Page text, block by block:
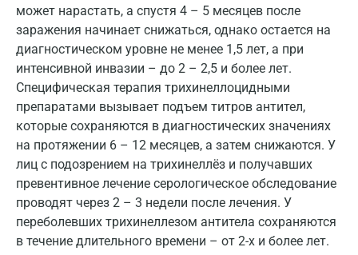
может нарастать, а спустя 4 – 5 месяцев после
заражения начинает снижаться, однако остается на
диагностическом уровне не менее 1,5 лет, а при
интенсивной инвазии – до 2 – 2,5 и более лет.
Специфическая терапия трихинеллоцидными
препаратами вызывает подъем титров антител,
которые сохраняются в диагностических значениях
на протяжении 6 – 12 месяцев, а затем снижаются. У
лиц с подозрением на трихинеллёз и получавших
превентивное лечение серологическое обследование
проводят через 2 – 3 недели после лечения. У
переболевших трихинеллезом антитела сохраняются
в течение длительного времени – от 2-х и более лет.
Коломна
Королев
Кострома
Котельники
Красногорск
Краснодар
Красноярск
Курск